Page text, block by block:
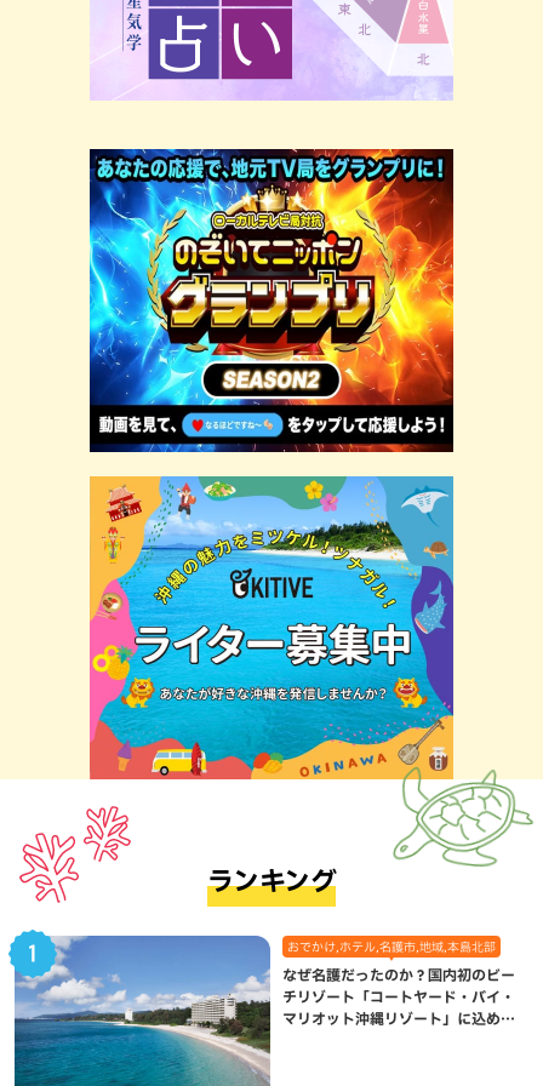
ランキング
おでかけ,ホテル,名護市,地域,本島北部
なぜ名護だったのか？国内初のビー
チリゾート「コートヤード・バイ・
マリオット沖縄リゾート」に込めら